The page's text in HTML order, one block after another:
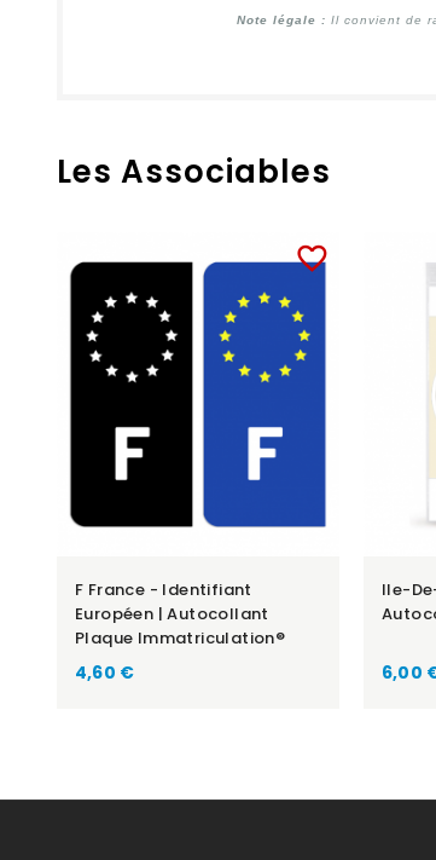
Note légale : Il convient de
Les Associables
favorite_border
F France - Identifiant
Européen | Autocollant
Plaque Immatriculation®
Prix
4,60 €
Ile-
Prix
6,00